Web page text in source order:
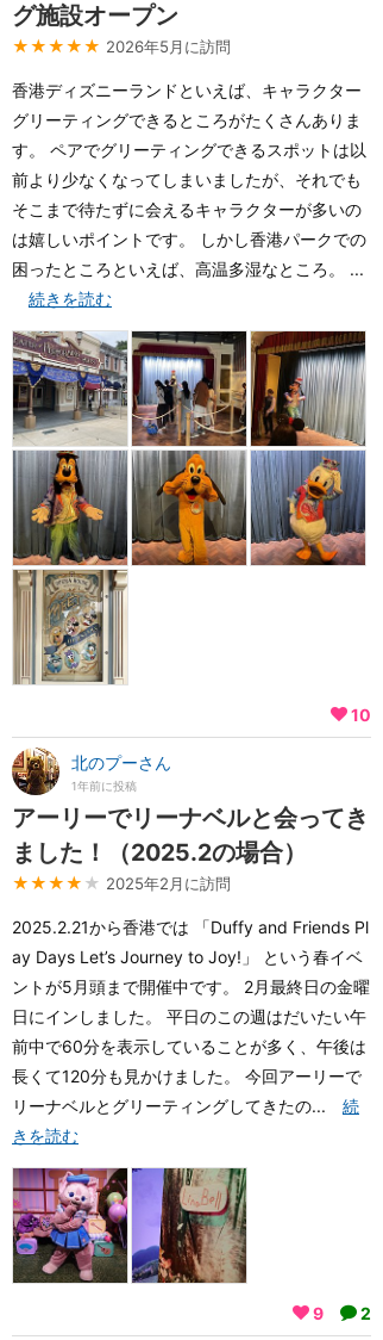
グ施設オープン
★★★★★ 2026年5月に訪問
香港ディズニーランドといえば、キャラクター
グリーティングできるところがたくさんありま
す。 ペアでグリーティングできるスポットは以
前より少なくなってしまいましたが、それでも
そこまで待たずに会えるキャラクターが多いの
は嬉しいポイントです。 しかし香港パークでの
困ったところといえば、高温多湿なところ。 ...
続きを読む
10
北のプーさん
1年前に投稿
アーリーでリーナベルと会ってき
ました！（2025.2の場合）
★★★★ ★ 2025年2月に訪問
2025.2.21から香港では 「Duffy and Friends Pl
ay Days Let’s Journey to Joy!」 という春イベ
ントが5月頭まで開催中です。 2月最終日の金曜
日にインしました。 平日のこの週はだいたい午
前中で60分を表示していることが多く、午後は
長くて120分も見かけました。 今回アーリーで
リーナベルとグリーティングしてきたの... 続
きを読む
9 2